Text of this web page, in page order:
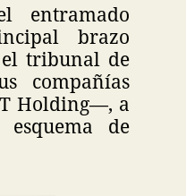
entramado
brazo
el tribunal de
compañías
Holding—, a
de